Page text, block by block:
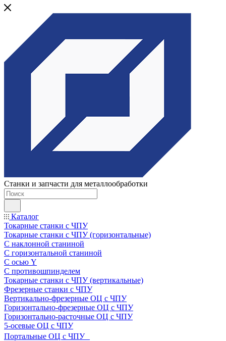
Станки и запчасти для металлообработки
Каталог
Токарные станки с ЧПУ
Токарные станки с ЧПУ (горизонтальные)
С наклонной станиной
С горизонтальной станиной
С осью Y
С противошпинделем
Токарные станки с ЧПУ (вертикальные)
Фрезерные станки с ЧПУ
Вертикально-фрезерные ОЦ с ЧПУ
Горизонтально-фрезерные ОЦ с ЧПУ
Горизонтально-расточные ОЦ с ЧПУ
5-осевые ОЦ с ЧПУ
Портальные ОЦ с ЧПУ